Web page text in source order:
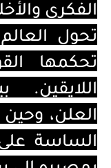
الفكري
تحول
تحكمها
اللايقين.
العلن،
الساسة